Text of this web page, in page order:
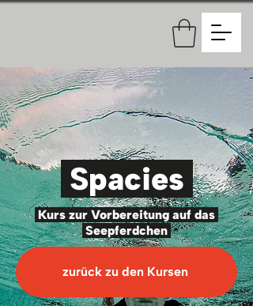
Spacies
Kurs zur Vorbereitung auf das
Seepferdchen
zurück zu den Kursen